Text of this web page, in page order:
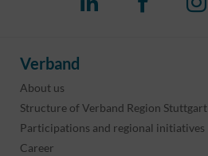
Verband
About us
Structure of Verband Region Stuttgart
Participations and regional initiatives
Career